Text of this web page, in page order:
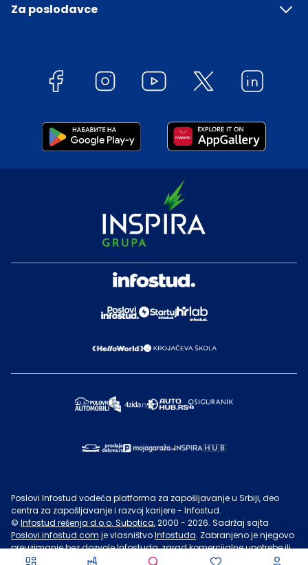
Za poslodavce
Poslovi Infostud vodeća platforma za zapošljavanje u Srbiji, deo
centra za zapošljavanje i razvoj karijere - Infostud.
© Infostud rešenja d.o.o. Subotica, 2000 - 2026. Sadržaj sajta
Poslovi.infostud.com je vlasništvoInfostuda. Zabranjeno je njegovo
preuzimanje bez dozvoleInfostuda, zarad komercijalne upotrebe ili
u druge svrhe, osim za lične potrebe posetilaca sajta.